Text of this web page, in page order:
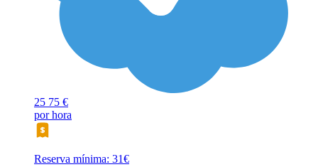
25 75 €
por hora
Reserva mínima: 31€